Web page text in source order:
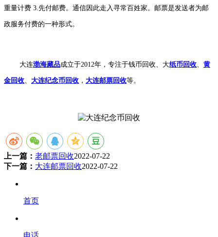
重量计费 3.先付邮费。通信因此走入寻常百姓家。邮票是发送者为邮
政服务付费的一种形式。
大连渤海藏品成立于2012年，专注于钱币回收、大纸币回收 黄
金回收 大连纪念币回收 ， 大连邮票回收等。
上一篇： 老邮票回收2022-07-22
下一篇： 大连邮票回收2022-07-22
首页
电话